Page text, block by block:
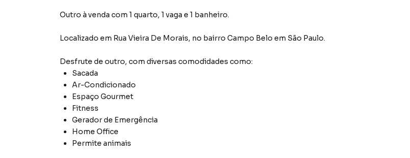
Outro à venda com 1 quarto, 1 vaga e 1 banheiro.
Localizado em Rua Vieira De Morais, no bairro Campo Belo em São Paulo.
Desfrute de outro, com diversas comodidades como:
Sacada
Ar-Condicionado
Espaço Gourmet
Fitness
Gerador de Emergência
Home Office
Permite animais